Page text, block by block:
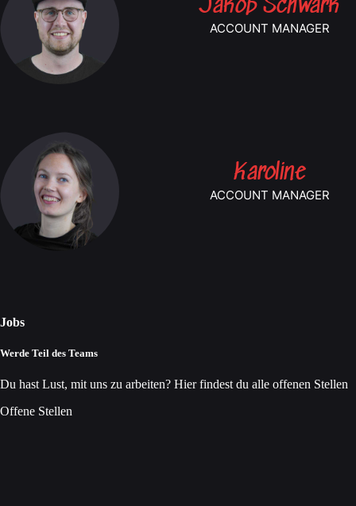
Jakob Schwark
ACCOUNT MANAGER
Karoline
ACCOUNT MANAGER
Jobs
Werde Teil des Teams
Du hast Lust, mit uns zu arbeiten? Hier findest du alle offenen Stellen
Offene Stellen